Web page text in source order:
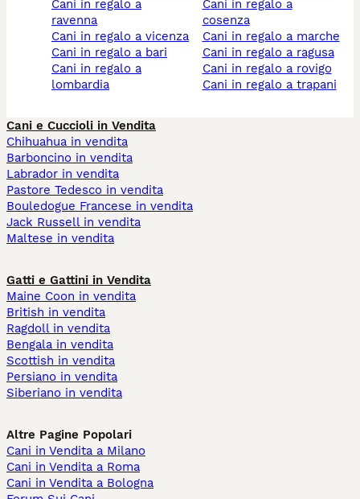
cani in regalo a
ravenna
cani in regalo a vicenza
cani in regalo a bari
cani in regalo a
lombardia
cani in regalo a
cosenza
cani in regalo a marche
cani in regalo a ragusa
cani in regalo a rovigo
cani in regalo a trapani
Cani e Cuccioli in Vendita
Chihuahua in vendita
Barboncino in vendita
Labrador in vendita
Pastore Tedesco in vendita
Bouledogue Francese in vendita
Jack Russell in vendita
Maltese in vendita
Gatti e Gattini in Vendita
Maine Coon in vendita
British in vendita
Ragdoll in vendita
Bengala in vendita
Scottish in vendita
Persiano in vendita
Siberiano in vendita
Altre Pagine Popolari
Cani in Vendita a Milano
Cani in Vendita a Roma
Cani in Vendita a Bologna